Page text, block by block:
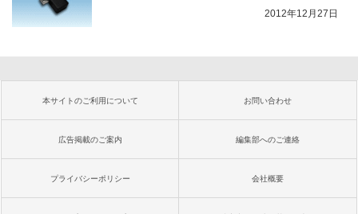
2012年12月27日
本サイトのご利用について お問い合わせ
広告掲載のご案内 編集部へのご連絡
プライバシーポリシー 会社概要